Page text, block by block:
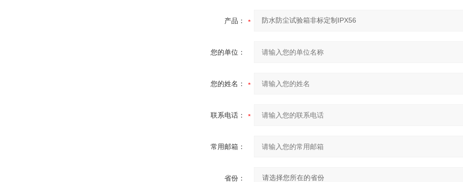
产品：
您的单位：
您的姓名：
联系电话：
常用邮箱：
省份：